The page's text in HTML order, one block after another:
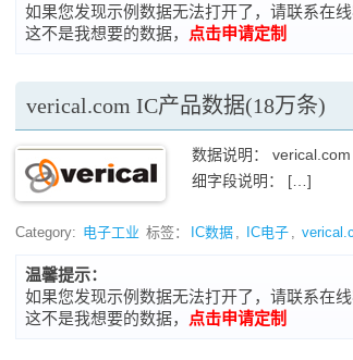
如果您发现示例数据无法打开了，请联系在
这不是我想要的数据，
点击申请定制
verical.com IC产品数据(18万条)
数据说明：
细字段说明： […]
Category: 电子工业 标签： IC数据 , IC电子 ,
温馨提示：
如果您发现示例数据无法打开了，请联系在
这不是我想要的数据，
点击申请定制